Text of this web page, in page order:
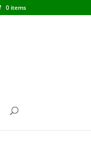
0 items